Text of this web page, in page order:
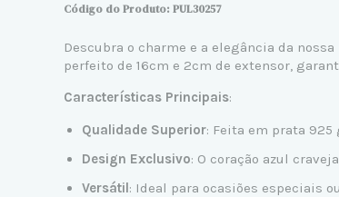
Código do Produto: PUL30257
Descubra o charme e a elegância da
perfeito de 16cm e 2cm de extensor,
Características Principais:
Qualidade Superior: Feita em prata
Design Exclusivo: O coração azul
Versátil: Ideal para ocasiões especiais